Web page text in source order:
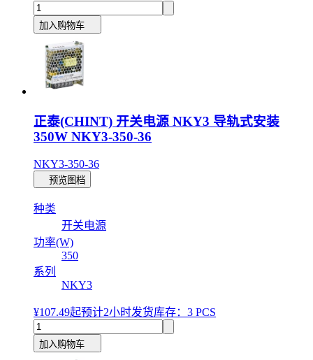
加入购物车
正泰(CHINT) 开关电源 NKY3 导轨式安装
350W NKY3-350-36
NKY3-350-36
预览图档
种类
开关电源
功率(W)
350
系列
NKY3
¥107.49起预计2小时发货库存：3 PCS
加入购物车